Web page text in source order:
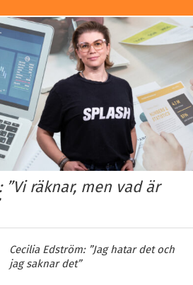
”Vi räknar, men vad är
Cecilia Edström: ”Jag hatar det och
jag saknar det”